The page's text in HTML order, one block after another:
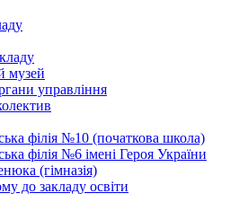
музей
управління
філія №10 (початкова школа)
філія №6 імені Героя України
(гімназія)
до закладу освіти